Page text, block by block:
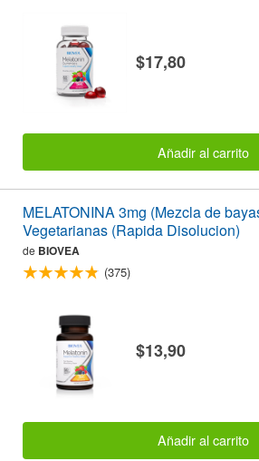
$17,80
Añadir al carrito
MELATONINA 3mg (Mezcla de
Vegetarianas (Rapida Disolucion)
de BIOVEA
(375)
$13,90
Añadir al carrito